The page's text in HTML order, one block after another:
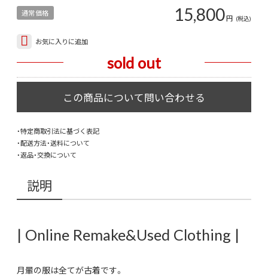
通常価格 15,800 円 (税込)
お気に入りに追加
sold out
・特定商取引法に基づく表記
・配送方法・送料について
・返品・交換について
説明
| Online Remake&Used Clothing |
月暈の服は全てが古着です。